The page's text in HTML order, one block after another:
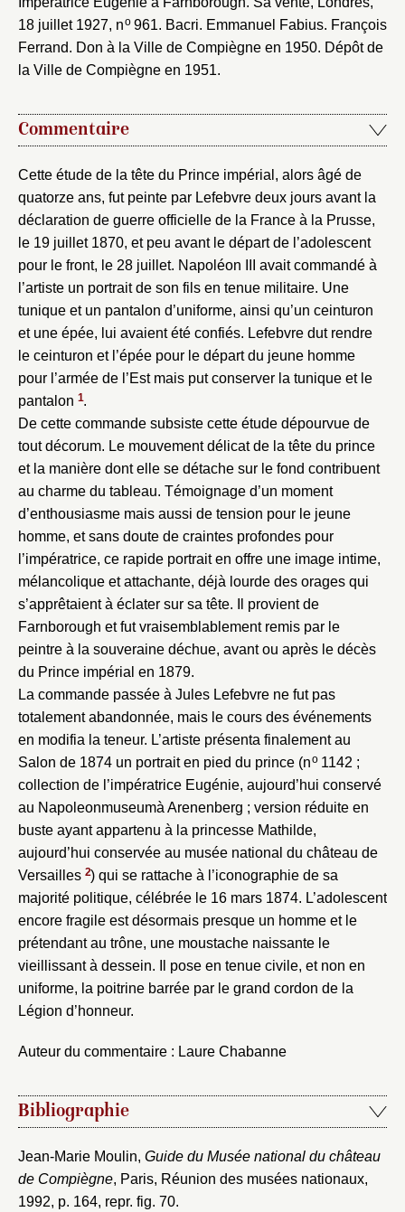
18 juillet 1927, no961. Bacri. Emmanuel Fabius. François
Ferrand. Don à la Ville de Compiègne en 1950. Dépôt de
la Ville de Compiègne en 1951.
Commentaire
Cette étude de la tête du Prince impérial, alors âgé de
quatorze ans, fut peinte par Lefebvre deux jours avant la
déclaration de guerre officielle de la France à la Prusse,
le 19 juillet 1870, et peu avant le départ de l’adolescent
pour le front, le 28 juillet. Napoléon III avait commandé à
l’artiste un portrait de son fils en tenue militaire. Une
tunique et un pantalon d’uniforme, ainsi qu’un ceinturon
et une épée, lui avaient été confiés. Lefebvre dut rendre
le ceinturon et l’épée pour le départ du jeune homme
pour l’armée de l’Est mais put conserver la tunique et le
pantalon 1.
De cette commande subsiste cette étude dépourvue de
tout décorum. Le mouvement délicat de la tête du prince
et la manière dont elle se détache sur le fond contribuent
au charme du tableau. Témoignage d’un moment
d’enthousiasme mais aussi de tension pour le jeune
homme, et sans doute de craintes profondes pour
l’impératrice, ce rapide portrait en offre une image intime,
mélancolique et attachante, déjà lourde des orages qui
s’apprêtaient à éclater sur sa tête. Il provient de
Farnborough et fut vraisemblablement remis par le
peintre à la souveraine déchue, avant ou après le décès
du Prince impérial en 1879.
La commande passée à Jules Lefebvre ne fut pas
totalement abandonnée, mais le cours des événements
en modifia la teneur. L’artiste présenta finalement au
Salon de 1874 un portrait en pied du prince (no1142 ;
collection de l’impératrice Eugénie, aujourd’hui conservé
au Napoleonmuseumà Arenenberg ; version réduite en
buste ayant appartenu à la princesse Mathilde,
aujourd’hui conservée au musée national du château de
Versailles 2) qui se rattache à l’iconographie de sa
majorité politique, célébrée le 16 mars 1874. L’adolescent
encore fragile est désormais presque un homme et le
prétendant au trône, une moustache naissante le
vieillissant à dessein. Il pose en tenue civile, et non en
uniforme, la poitrine barrée par le grand cordon de la
Légion d’honneur.
Auteur du commentaire : Laure Chabanne
Bibliographie
Jean-Marie Moulin, Guide du Musée national du château
de Compiègne, Paris, Réunion des musées nationaux,
1992, p. 164, repr. fig. 70.
Choix du dossier où ajouter la
notice
Nom du dossier
Valider
Nouveau dossier
Créer et ajouter
Fermer
Courriel
Mot de passe
Envoyer
Vous n'êtes pas encore inscrit ?
Vous avez oublié votre mot de passe ?Cliquez ici